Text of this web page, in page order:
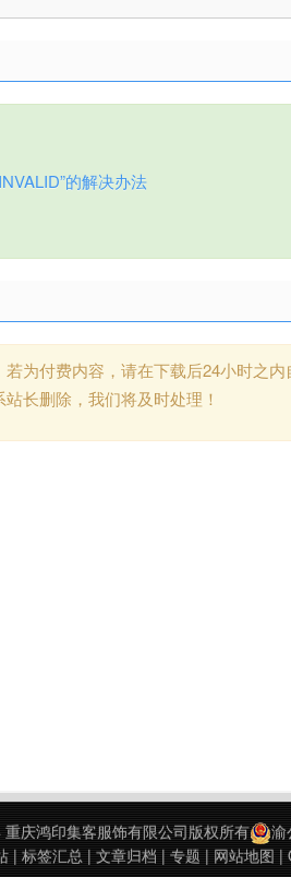
的解决办法
为付费内容，请在下载后24小时之
长删除，我们将及时处理！
重庆鸿印集客服饰有限公司版权所有
渝
| 标签汇总| 文章归档 | 专题 | 网站地图 |